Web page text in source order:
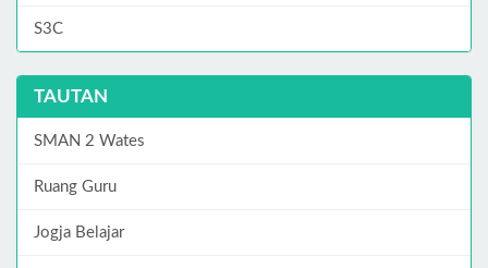
S3C
TAUTAN
SMAN 2 Wates
Ruang Guru
Jogja Belajar